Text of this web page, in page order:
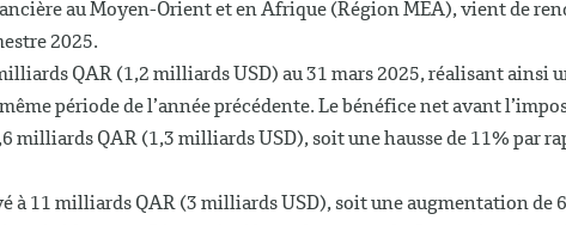
au Moyen-Orient et en Afrique (Région MEA), vient de
2025.
QAR (1,2 milliards USD) au 31 mars 2025, réalisant ainsi
période de l’année précédente. Le bénéfice net avant
milliards QAR (1,3 milliards USD), soit une hausse de 11% par
à 11 milliards QAR (3 milliards USD), soit une augmentation de